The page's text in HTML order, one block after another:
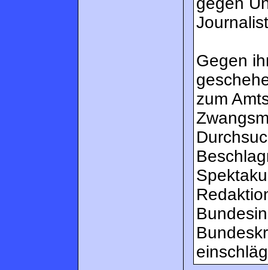
Gegen
zum